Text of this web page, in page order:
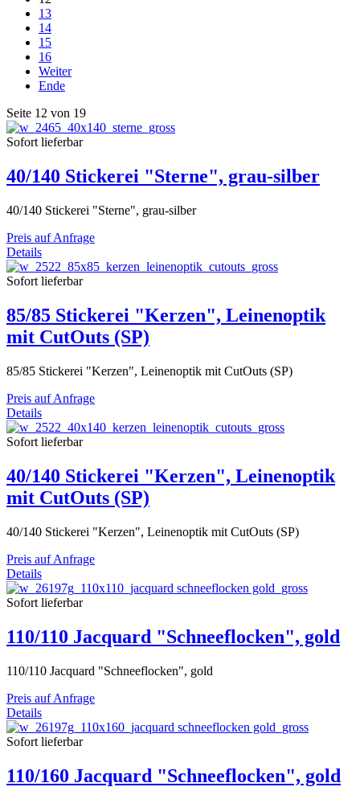
13
14
15
16
Weiter
Ende
Seite 12 von 19
Sofort lieferbar
40/140 Stickerei "Sterne", grau-silber
40/140 Stickerei "Sterne", grau-silber
Preis auf Anfrage
Details
Sofort lieferbar
85/85 Stickerei "Kerzen", Leinenoptik
mit CutOuts (SP)
85/85 Stickerei "Kerzen", Leinenoptik mit CutOuts (SP)
Preis auf Anfrage
Details
Sofort lieferbar
40/140 Stickerei "Kerzen", Leinenoptik
mit CutOuts (SP)
40/140 Stickerei "Kerzen", Leinenoptik mit CutOuts (SP)
Preis auf Anfrage
Details
Sofort lieferbar
110/110 Jacquard "Schneeflocken", gold
110/110 Jacquard "Schneeflocken", gold
Preis auf Anfrage
Details
Sofort lieferbar
110/160 Jacquard "Schneeflocken", gold